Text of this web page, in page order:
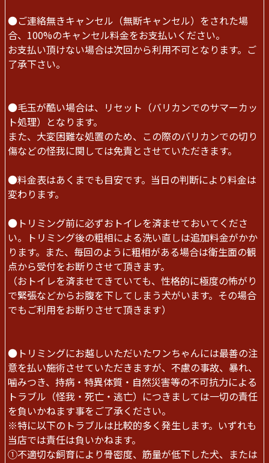
●ご連絡無きキャンセル（無断キャンセル）をされた場
合、100%のキャンセル料金をお支払いください。
お支払い頂けない場合は次回から利用不可となります。ご
了承下さい。
●毛玉が酷い場合は、リセット（バリカンでのサマーカッ
ト処理）となります。
また、大変困難な処置のため、この際のバリカンでの切り
傷などの怪我に関しては免責とさせていただきます。
●料金表はあくまでも目安です。当日の判断により料金は
変わります。
●トリミング前に必ずおトイレを済ませておいてくださ
い。トリミング後の粗相による洗い直しは追加料金がかか
ります。また、毎回のように粗相がある場合は衛生面の観
点から受付をお断りさせて頂きます。
（おトイレを済ませてきていても、性格的に極度の怖がり
で緊張などからお腹を下してしまう犬がいます。その場合
でもご利用をお断りさせて頂きます）
●トリミングにお越しいただいたワンちゃんには最善の注
意を払い施術させていただきますが、不慮の事故、暴れ、
噛みつき、持病・特異体質・自然災害等の不可抗力による
トラブル（怪我・死亡・逃亡）につきましては一切の責任
を負いかねます事をご了承ください。
※特に以下のトラブルは比較的多く発生します。いずれも
当店では責任は負いかねます。
①不適切な飼育により骨密度、筋量が低下した犬、または